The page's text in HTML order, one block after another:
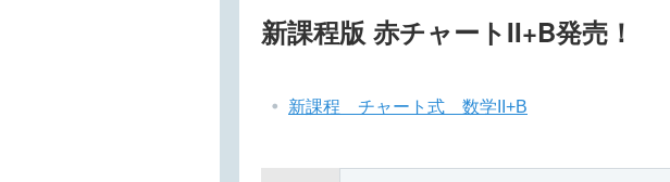
新課程版 赤チャートII+B発売！
新課程 チャート式 数学II+B